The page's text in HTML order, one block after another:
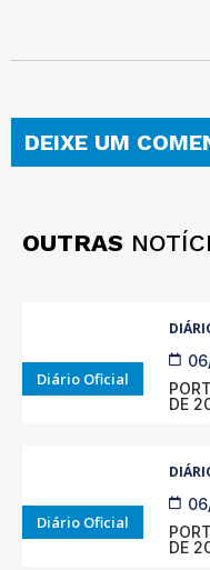
DEIXE UM
OUTRAS
Diário Oficial
DE
Diário Oficial
DE